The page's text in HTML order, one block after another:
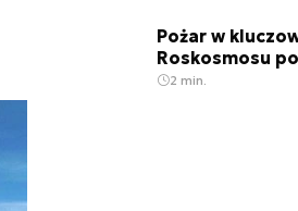
Pożar w
Roskosmosu
2 min.